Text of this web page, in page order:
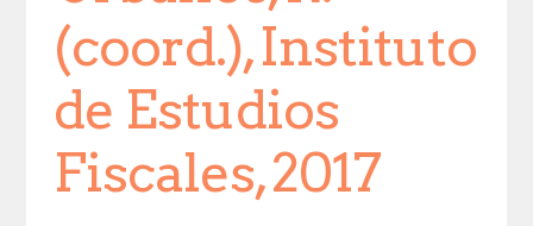
(coord.), Instituto
de Estudios
Fiscales, 2017